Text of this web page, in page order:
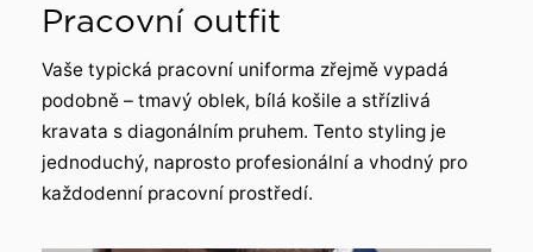
Pracovní outfit
Vaše typická pracovní uniforma zřejmě vypadá
podobně – tmavý oblek, bílá košile a střízlivá
kravata s diagonálním pruhem. Tento styling je
jednoduchý, naprosto profesionální a vhodný pro
každodenní pracovní prostředí.